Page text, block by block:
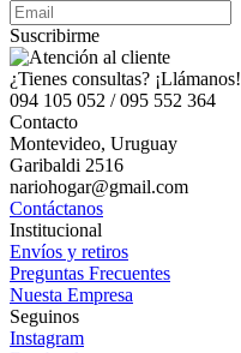
Suscribirme
¿Tienes consultas? ¡Llámanos!
094 105 052 / 095 552 364
Contacto
Montevideo, Uruguay
Garibaldi 2516
nariohogar@gmail.com
Contáctanos
Institucional
Envíos y retiros
Preguntas Frecuentes
Nuesta Empresa
Seguinos
Instagram